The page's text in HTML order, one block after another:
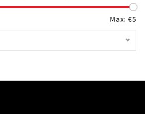
Max: €5